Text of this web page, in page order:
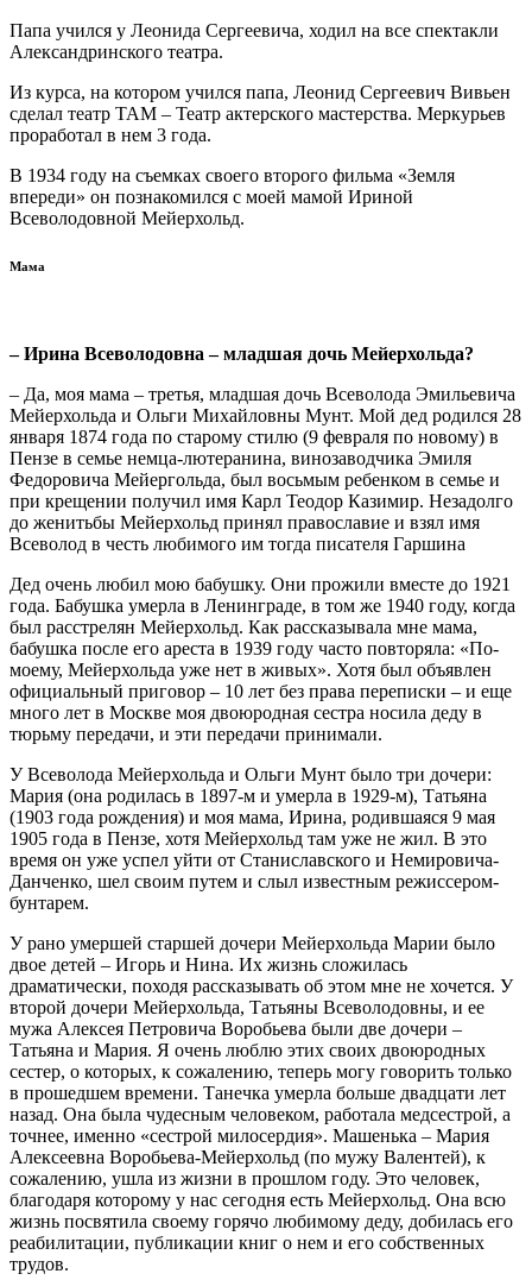
Папа учился у Леонида Сергеевича, ходил на все спектакли
Александринского театра.
Из курса, на котором учился папа, Леонид Сергеевич Вивьен
сделал театр ТАМ – Театр актерского мастерства. Меркурьев
проработал в нем 3 года.
В 1934 году на съемках своего второго фильма «Земля
впереди» он познакомился с моей мамой Ириной
Всеволодовной Мейерхольд.
Мама
– Ирина Всеволодовна – младшая дочь Мейерхольда?
– Да, моя мама – третья, младшая дочь Всеволода Эмильевича
Мейерхольда и Ольги Михайловны Мунт. Мой дед родился 28
января 1874 года по старому стилю (9 февраля по новому) в
Пензе в семье немца-лютеранина, винозаводчика Эмиля
Федоровича Мейергольда, был восьмым ребенком в семье и
при крещении получил имя Карл Теодор Казимир. Незадолго
до женитьбы Мейерхольд принял православие и взял имя
Всеволод в честь любимого им тогда писателя Гаршина
Дед очень любил мою бабушку. Они прожили вместе до 1921
года. Бабушка умерла в Ленинграде, в том же 1940 году, когда
был расстрелян Мейерхольд. Как рассказывала мне мама,
бабушка после его ареста в 1939 году часто повторяла: «По-
моему, Мейерхольда уже нет в живых». Хотя был объявлен
официальный приговор – 10 лет без права переписки – и еще
много лет в Москве моя двоюродная сестра носила деду в
тюрьму передачи, и эти передачи принимали.
У Всеволода Мейерхольда и Ольги Мунт было три дочери:
Мария (она родилась в 1897-м и умерла в 1929-м), Татьяна
(1903 года рождения) и моя мама, Ирина, родившаяся 9 мая
1905 года в Пензе, хотя Мейерхольд там уже не жил. В это
время он уже успел уйти от Станиславского и Немировича-
Данченко, шел своим путем и слыл известным режиссером-
бунтарем.
У рано умершей старшей дочери Мейерхольда Марии было
двое детей – Игорь и Нина. Их жизнь сложилась
драматически, походя рассказывать об этом мне не хочется. У
второй дочери Мейерхольда, Татьяны Всеволодовны, и ее
мужа Алексея Петровича Воробьева были две дочери –
Татьяна и Мария. Я очень люблю этих своих двоюродных
сестер, о которых, к сожалению, теперь могу говорить только
в прошедшем времени. Танечка умерла больше двадцати лет
назад. Она была чудесным человеком, работала медсестрой, а
точнее, именно «сестрой милосердия». Машенька – Мария
Алексеевна Воробьева-Мейерхольд (по мужу Валентей), к
сожалению, ушла из жизни в прошлом году. Это человек,
благодаря которому у нас сегодня есть Мейерхольд. Она всю
жизнь посвятила своему горячо любимому деду, добилась его
реабилитации, публикации книг о нем и его собственных
трудов.